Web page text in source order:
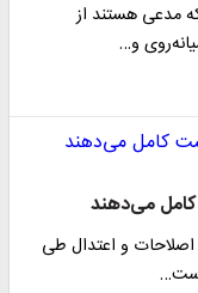
مدعی هستند از
و…
کامل می‌دهند
و اعتدال طی